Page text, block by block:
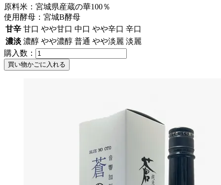
原料米：宮城県産蔵の華100％
使用酵母：宮城B酵母
甘辛 甘口 やや甘口 中口 やや辛口 辛口
濃淡 濃醇 やや濃醇 普通 やや淡麗 淡麗
購入数：